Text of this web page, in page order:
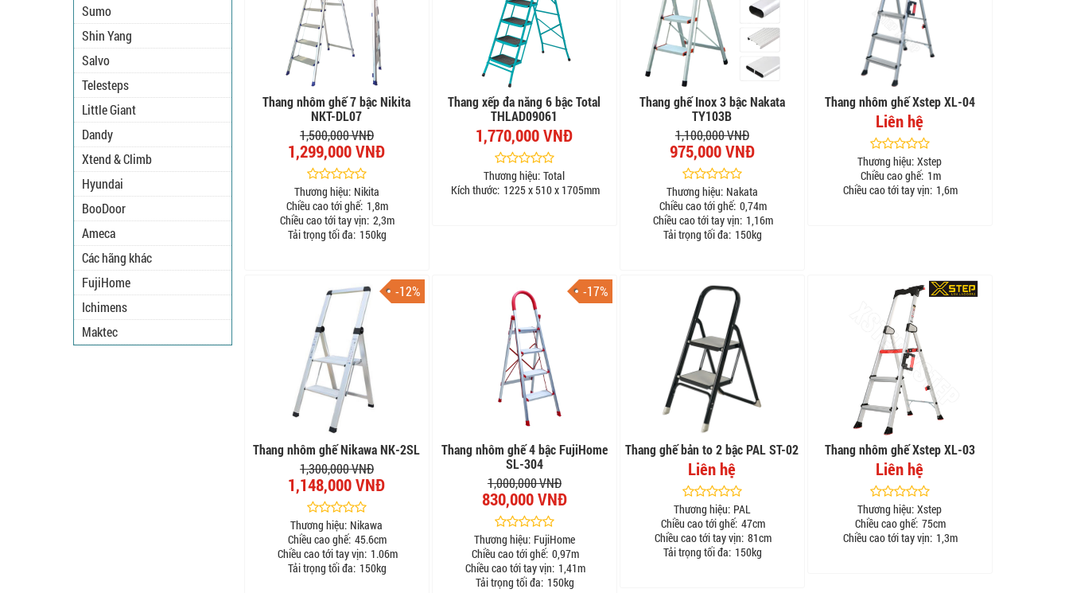
Thang nhôm ghế 7 bậc Nikita
NKT-DL07
1,500,000 VNĐ
1,299,000 VNĐ
Thương hiệu: Nikita
Chiều cao tới ghế: 1,8m
Chiều cao tới tay vịn: 2,3m
Tải trọng tối đa: 150kg
Thang xếp đa năng 6 bậc Total
THLAD09061
1,770,000 VNĐ
Thương hiệu: Total
Kích thước: 1225 x 510 x 1705mm
Thang ghế Inox 3 bậc Nakata
TY103B
1,100,000 VNĐ
975,000 VNĐ
Thương hiệu: Nakata
Chiều cao tới ghế: 0,74m
Chiều cao tới tay vịn: 1,16m
Tải trọng tối đa: 150kg
Thang nhôm ghế Xstep XL-04
Liên hệ
Thương hiệu: Xstep
Chiều cao ghế: 1m
Chiều cao tới tay vịn: 1,6m
-12%
Thang nhôm ghế Nikawa NK-2SL
1,300,000 VNĐ
1,148,000 VNĐ
Thương hiệu: Nikawa
Chiều cao ghế: 45.6cm
Chiều cao tới tay vịn: 1.06m
Tải trọng tối đa: 150kg
-17%
Thang nhôm ghế 4 bậc FujiHome
SL-304
1,000,000 VNĐ
830,000 VNĐ
Thương hiệu: FujiHome
Chiều cao tới ghế: 0,97m
Chiều cao tới tay vịn: 1,41m
Tải trọng tối đa: 150kg
Thang ghế bản to 2 bậc PAL ST-02
Liên hệ
Thương hiệu: PAL
Chiều cao tới ghế: 47cm
Chiều cao tới tay vịn: 81cm
Tải trọng tối đa: 150kg
Thang nhôm ghế Xstep XL-03
Liên hệ
Thương hiệu: Xstep
Chiều cao ghế: 75cm
Chiều cao tới tay vịn: 1,3m
Sumo
Shin Yang
Salvo
Telesteps
Little Giant
Dandy
Xtend & Climb
Hyundai
BooDoor
Ameca
Các hãng khác
FujiHome
Ichimens
Maktec